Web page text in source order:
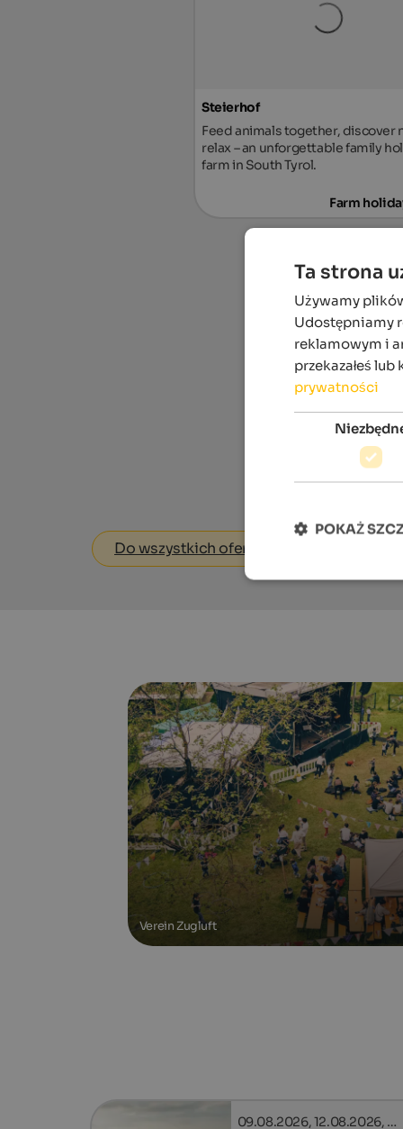
Steierhof
Feed animals together, discover
relax – an unforgettable family
farm in South Tyrol.
Farm
Do wszystkich ofert
Verein Zugluft
09.08.2026, 12.08.2026, …
Ta strona
Używamy
Udostępniamy
reklamowym i
przekazałeś
prywatności
POKAŻ